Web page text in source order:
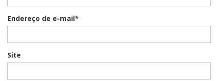
Endereço de e-mail*
Site